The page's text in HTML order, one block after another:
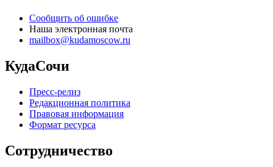
Сообщить об ошибке
Наша электронная почта
mailbox@kudamoscow.ru
КудаСочи
Пресс-релиз
Редакционная политика
Правовая информация
Формат ресурса
Сотрудничество